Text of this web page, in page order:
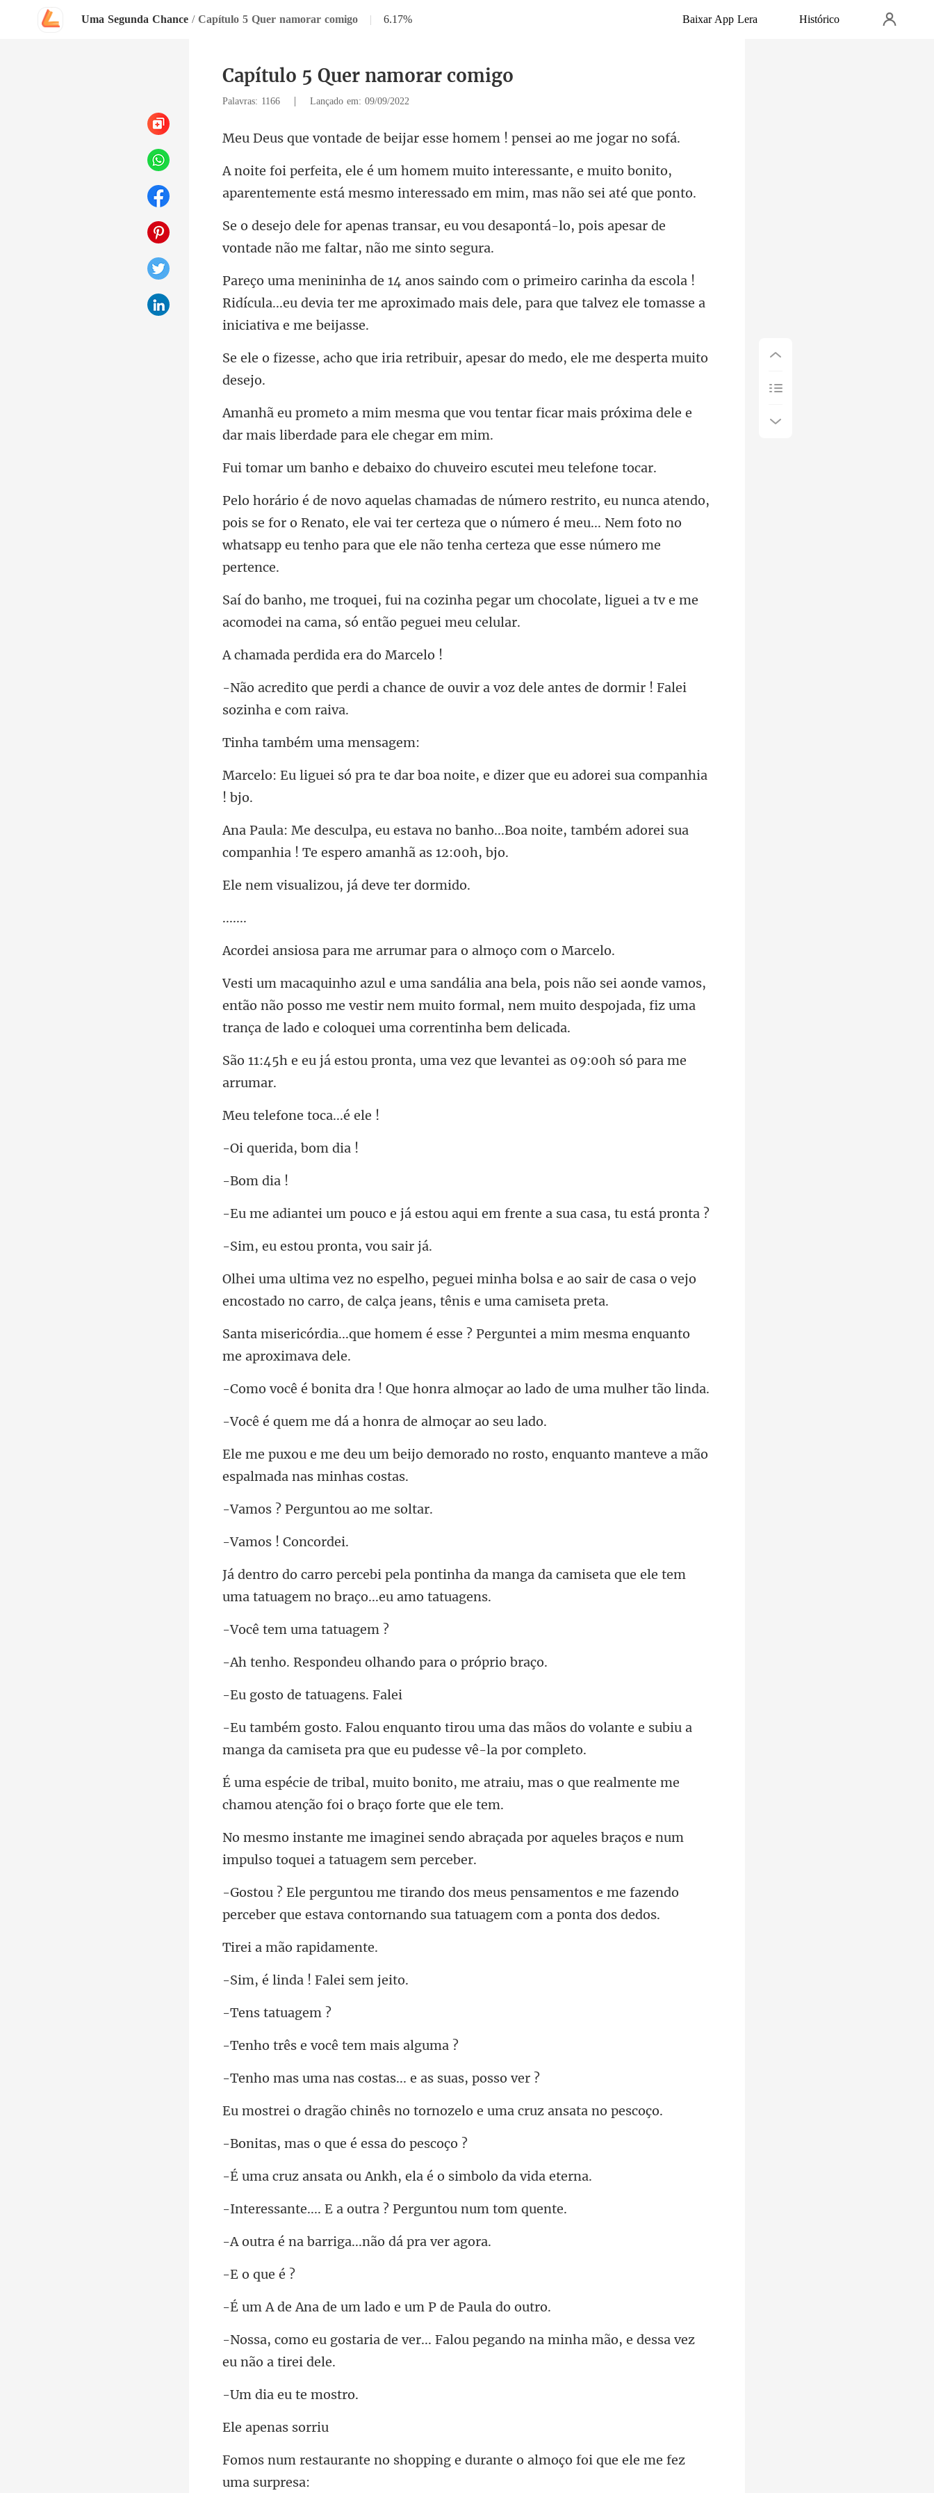
Uma Segunda Chance / Capítulo 5 Quer namorar comigo | 6.17% Baixar App Lera Histórico
Capítulo 5 Quer namorar comigo
Palavras: 1166 | Lançado em: 09/09/2022
beijar esse homem ! pe
essante, e muito bonito,
aparentemente está mesm
u vou desapontá-lo, pois apesar de
von
ha da escola !
Ridícula...eu devia ter me aproximado mais d
ia retribuir, apesar do medo,
tentar ficar mais próxima dele e
dar
ebaixo do chuveiro esc
pois se for o Renato, ele vai ter certeza que o número é meu... Nem foto no
pegar um chocolate, liguei a tv e me
acom
erdida era
de ouvir a voz dele antes de do
mbém uma
dar boa noite, e dizer que
nho...Boa noite, também adorei sua
comp
lizou, já dev
me arrumar para o a
e vamos,
então não posso me vestir nem muito formal, nem muito despo
onta, uma vez que levantei
one toca.
rida, b
m d
já estou aqui em frente a
tou pronta,
bolsa e ao sair de casa o vejo
encostado no ca
é esse ? Perguntei a mim mesm
Que honra almoçar ao lad
á a honra de almo
morado no rosto, enquanto manteve
erguntou a
! Con
ha da manga da camiseta que ele tem
um
m uma ta
ndeu olhando par
de tatua
das mãos do volante e subiu a
manga da cami
me atraiu, mas o que realmente me
chamo
abraçada por aqueles braços e num
im
ensamentos e me fazendo
perceber que estava c
mão rapi
nda ! Fale
tatu
e você tem m
s costas... e as
nês no tornozelo e uma
o que é essa
ou Ankh, ela é o si
E a outra ? Pergun
arriga...não dá
que
um lado e um P d
... Falou pegando na minha mão,
eu te
penas
pping e durante o almoço foi